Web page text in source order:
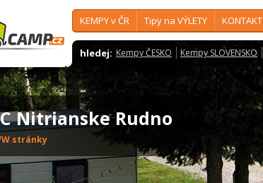
KEMPY v ČR Tipy na VÝLETY KONTAKT
hledej: Kempy ČESKO Kempy SLOVENSKO
Nitrianske Rudno
stránky